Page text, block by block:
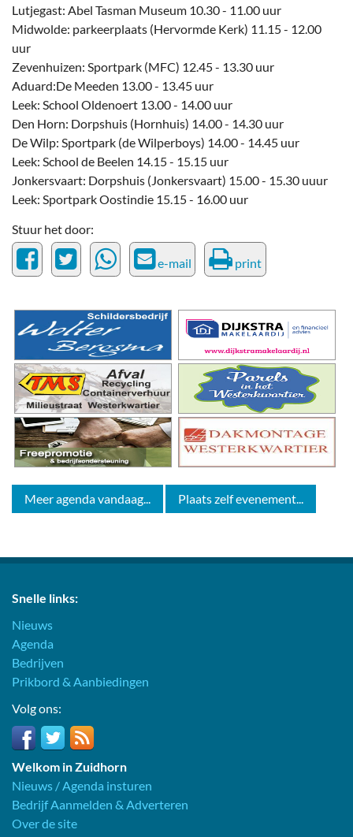
Lutjegast: Abel Tasman Museum 10.30 - 11.00 uur
Midwolde: parkeerplaats (Hervormde Kerk) 11.15 - 12.00
uur
Zevenhuizen: Sportpark (MFC) 12.45 - 13.30 uur
Aduard:De Meeden 13.00 - 13.45 uur
Leek: School Oldenoert 13.00 - 14.00 uur
Den Horn: Dorpshuis (Hornhuis) 14.00 - 14.30 uur
De Wilp: Sportpark (de Wilperboys) 14.00 - 14.45 uur
Leek: School de Beelen 14.15 - 15.15 uur
Jonkersvaart: Dorpshuis (Jonkersvaart) 15.00 - 15.30 uuur
Leek: Sportpark Oostindie 15.15 - 16.00 uur
Stuur het door:
e-mail print
Meer agenda vandaag... Plaats zelf evenement...
Snelle links:
Nieuws
Agenda
Bedrijven
Prikbord & Aanbiedingen
Volg ons:
Welkom in Zuidhorn
Nieuws / Agenda insturen
Bedrijf Aanmelden & Adverteren
Over de site